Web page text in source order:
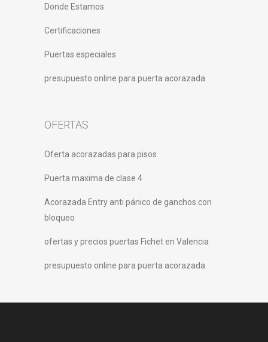
Donde Estamos
Certificaciones
Puertas especiales
presupuesto online para puerta acorazada
OFERTAS
Oferta acorazadas para pisos
Puerta maxima de clase 4
Acorazada Entry anti pánico de ganchos con
bloqueo
ofertas y precios puertas Fichet en Valencia
presupuesto online para puerta acorazada